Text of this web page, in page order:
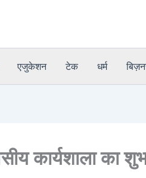
एजुकेशन टेक धर्म
कार्यशाला का